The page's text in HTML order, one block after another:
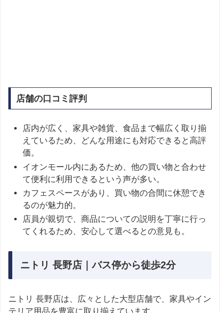
店舗の口コミ評判
店内が広く、家具や雑貨、食品まで幅広く取り揃
えているため、どんな用途にも対応できると高評
価。
イオンモール内にあるため、他の買い物と合わせ
て便利に利用できるという声が多い。
カフェスペースがあり、買い物の合間に休憩でき
るのが魅力的。
店員が親切で、商品についての説明を丁寧に行っ
てくれるため、安心して選べるとの意見も。
ニトリ 長野店｜バス停から徒歩2分
ニトリ 長野店は、広々とした大型店舗で、家具やイン